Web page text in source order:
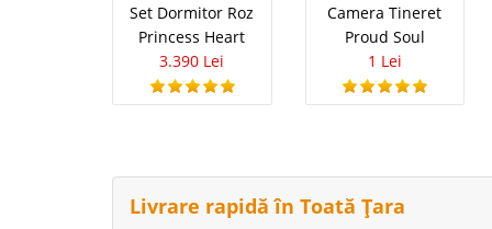
Dormitor
Mobila Tineret -
Amenajarea unui
Set Dormitor Roz
Princess Heart
3.390 Lei
Camera Tineret
Proud Soul
1 Lei
Livrare rapidă în Toată Țara